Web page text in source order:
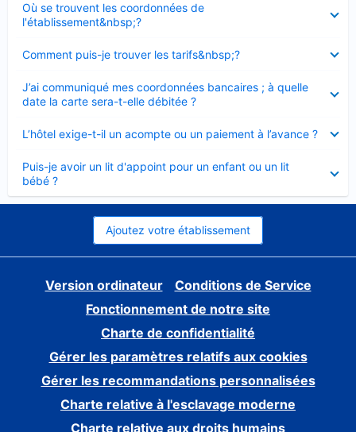
Où se trouvent les coordonnées de
l'établissement&nbsp;?
fermé
Comment puis-je trouver les tarifs&nbsp;?
fermé
J’ai communiqué mes coordonnées bancaires ; à quelle
date la carte sera-t-elle débitée ?
fermé
L’hôtel exige-t-il un acompte ou un paiement à l’avance ?
fermé
Puis-je avoir un lit d'appoint pour un enfant ou un lit
bébé ?
fermé
Ajoutez votre établissement
Version ordinateur
Conditions de Service
Fonctionnement de notre site
Charte de confidentialité
Gérer les paramètres relatifs aux cookies
Gérer les recommandations personnalisées
Charte relative à l'esclavage moderne
Charte relative aux droits humains